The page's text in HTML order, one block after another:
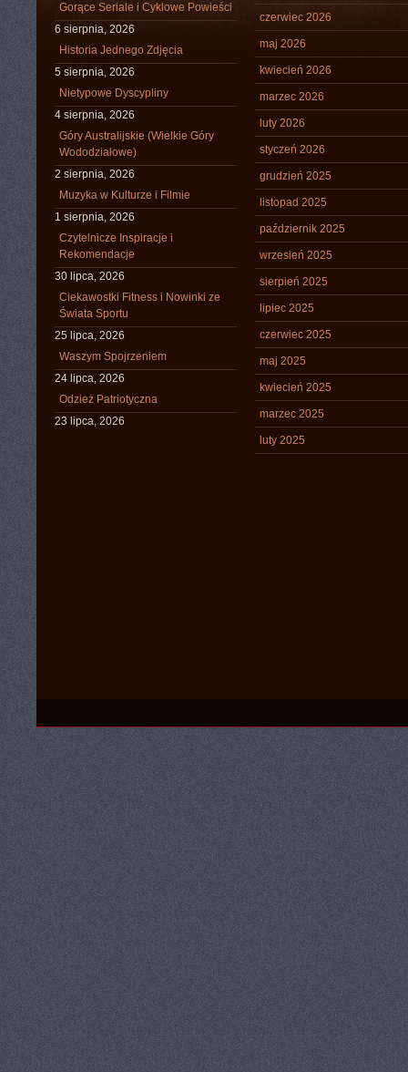
Gorące Seriale i Cyklowe Powieści
6 sierpnia, 2026
Historia Jednego Zdjęcia
5 sierpnia, 2026
Nietypowe Dyscypliny
4 sierpnia, 2026
Góry Australijskie (Wielkie Góry
Wododziałowe)
2 sierpnia, 2026
Muzyka w Kulturze i Filmie
1 sierpnia, 2026
Czytelnicze Inspiracje i
Rekomendacje
30 lipca, 2026
Ciekawostki Fitness i Nowinki ze
Świata Sportu
25 lipca, 2026
Waszym Spojrzeniem
24 lipca, 2026
Odzież Patriotyczna
23 lipca, 2026
czerwiec 2026
maj 2026
kwiecień 2026
marzec 2026
luty 2026
styczeń 2026
grudzień 2025
listopad 2025
październik 2025
wrzesień 2025
sierpień 2025
lipiec 2025
czerwiec 2025
maj 2025
kwiecień 2025
marzec 2025
luty 2025